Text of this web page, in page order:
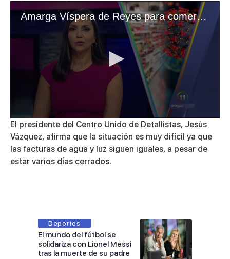
Amarga Víspera de Reyes para comercios por casos de COVID-19 entre empleados
0
seconds
of
3
24
El presidente del Centro Unido de Detallistas, Jesús
Vázquez, afirma que la situación es muy difícil ya que
las facturas de agua y luz siguen iguales, a pesar de
estar varios días cerrados.
Deportes
El mundo del fútbol se
solidariza con Lionel Messi
tras la muerte de su padre